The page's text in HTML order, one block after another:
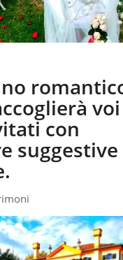
con
suggestive